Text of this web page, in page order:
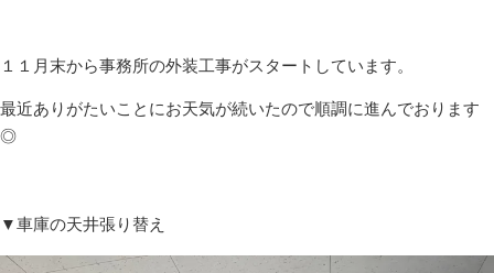
１１月末から事務所の外装工事がスタートしています。
最近ありがたいことにお天気が続いたので順調に進んでおります
◎
▼車庫の天井張り替え